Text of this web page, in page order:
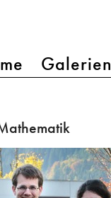
Galerien